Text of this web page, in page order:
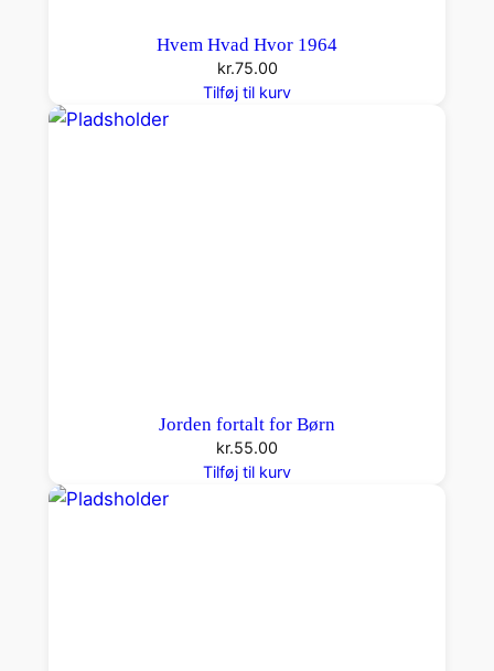
Hvem Hvad Hvor 1964
kr.75.00
Tilføj til kurv
Jorden fortalt for Børn
kr.55.00
Tilføj til kurv